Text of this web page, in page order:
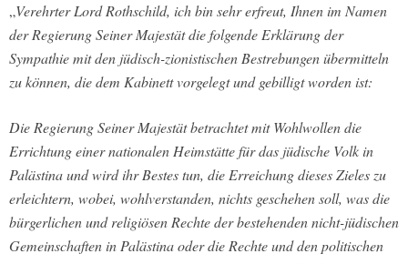
„Verehrter Lord Rothschild, ich bin sehr erfreut, Ihnen im Namen
der Regierung Seiner Majestät die folgende Erklärung der
Sympathie mit den jüdisch-zionistischen Bestrebungen übermitteln
zu können, die dem Kabinett vorgelegt und gebilligt worden ist:
Die Regierung Seiner Majestät betrachtet mit Wohlwollen die
Errichtung einer nationalen Heimstätte für das jüdische Volk in
Palästina und wird ihr Bestes tun, die Erreichung dieses Zieles zu
erleichtern, wobei, wohlverstanden, nichts geschehen soll, was die
bürgerlichen und religiösen Rechte der bestehenden nicht-jüdischen
Gemeinschaften in Palästina oder die Rechte und den politischen